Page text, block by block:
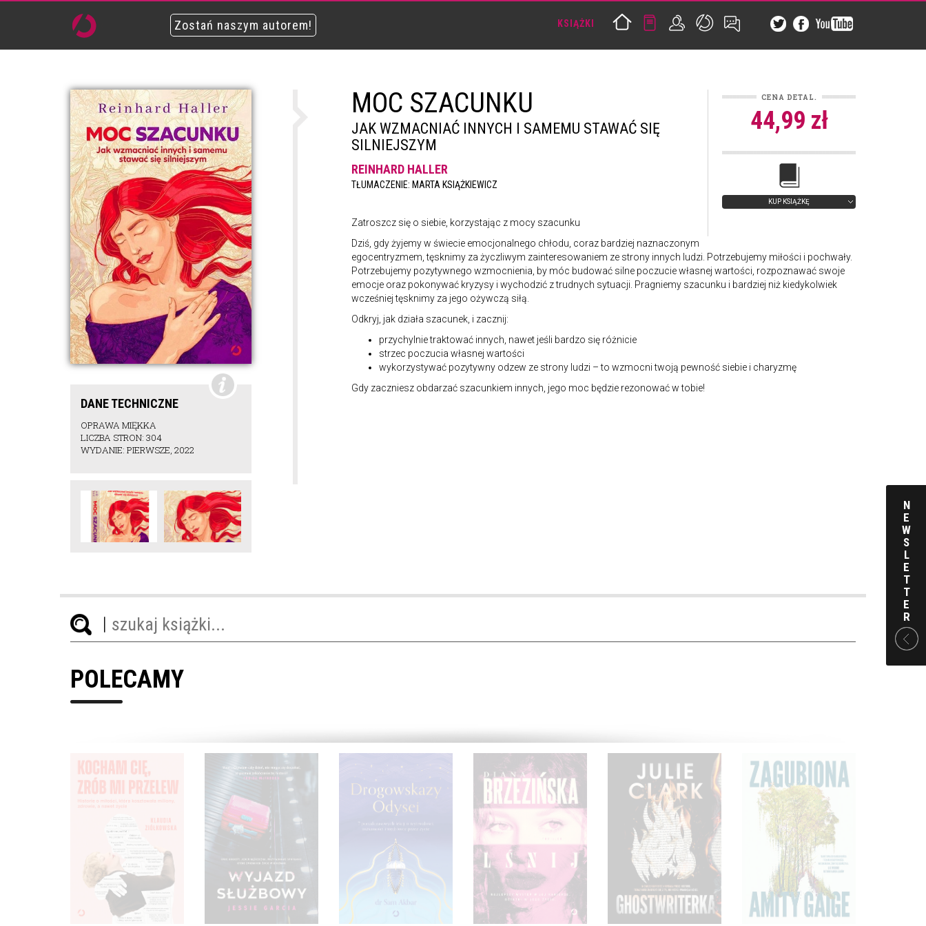
Zostań naszym autorem! KSIĄŻKI
DANE TECHNICZNE
OPRAWA MIĘKKA
LICZBA STRON: 304
WYDANIE: PIERWSZE, 2022
CENA DETAL.
44,99 zł
KUP KSIĄŻKĘ
MOC SZACUNKU
JAK WZMACNIAĆ INNYCH I SAMEMU STAWAĆ SIĘ
SILNIEJSZYM
REINHARD HALLER
TŁUMACZENIE: MARTA KSIĄŻKIEWICZ
Zatroszcz się o siebie, korzystając z mocy szacunku
Dziś, gdy żyjemy w świecie emocjonalnego chłodu, coraz bardziej naznaczonym
egocentryzmem, tęsknimy za życzliwym zainteresowaniem ze strony innych ludzi. Potrzebujemy miłości i pochwały.
Potrzebujemy pozytywnego wzmocnienia, by móc budować silne poczucie własnej wartości, rozpoznawać swoje
emocje oraz pokonywać kryzysy i wychodzić z trudnych sytuacji. Pragniemy szacunku i bardziej niż kiedykolwiek
wcześniej tęsknimy za jego ożywczą siłą.
Odkryj, jak działa szacunek, i zacznij:
przychylnie traktować innych, nawet jeśli bardzo się różnicie
strzec poczucia własnej wartości
wykorzystywać pozytywny odzew ze strony ludzi – to wzmocni twoją pewność siebie i charyzmę
Gdy zaczniesz obdarzać szacunkiem innych, jego moc będzie rezonować w tobie!
POLECAMY
N
E
W
S
L
E
T
T
E
R